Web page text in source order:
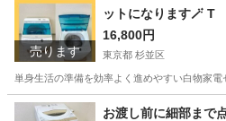
売ります
ットになります🪄 T
16,800円
東京都 杉並区
単身生活の準備を効率よく進めやすい白物家
東京 杉並区 生活家電 AQUA
お渡し前に細部まで